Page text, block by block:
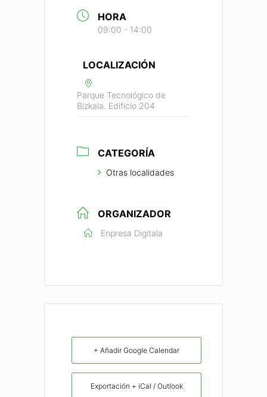
HORA
09:00 - 14:00
LOCALIZACIÓN
Parque Tecnológico de
Bizkaia. Edificio 204
CATEGORÍA
Otras localidades
ORGANIZADOR
Enpresa Digitala
+ Añadir Google Calendar
Exportación + iCal / Outlook